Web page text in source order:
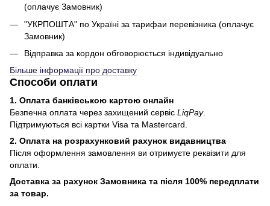
(оплачує Замовник)
"УКРПОШТА" по Україні за тарифаи перевізника (оплачує
Замовник)
Відправка за кордон обговорюється індивідуально
Більше інформації про доставку
Способи оплати
1. Оплата банківською картою онлайн
Безпечна оплата через захищений сервіс LiqPay.
Підтримуються всі картки Visa та Mastercard.
2. Оплата на розрахунковий рахунок видавництва
Після оформлення замовлення ви отримуєте реквізити для
оплати.
Доставка за рахунок Замовника та після 100% передплати
за товар.